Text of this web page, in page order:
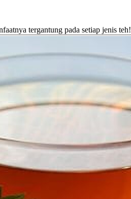
tergantung pada setiap jenis teh!